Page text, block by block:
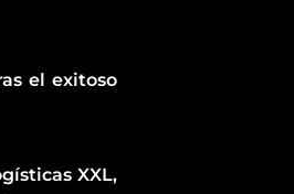
el exitoso
XXL,